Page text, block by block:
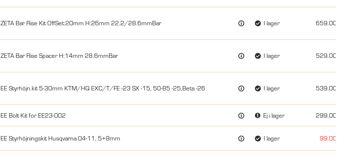
ZETA Bar Rise Kit OffSet:20mm H:26mm 22.2/28.6mmBar I lager 659.00
ZETA Bar Rise Spacer H:14mm 28.6mmBar I lager 529.00
EE Styrhöjn.kit 5-30mm KTM/HQ EXC/T/FE -23 SX -15, 50-85 -25,Beta -26 I lager 539.00
EE Bolt Kit for EE23-002 Ej i lager 299.00
EE Styrhöjningskit Husqvarna 04-11, 5+8mm I lager 99.00